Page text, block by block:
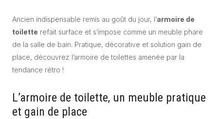
Ancien indispensable remis au goût du jour, l’armoire de
toilette refait surface et s’impose comme un meuble phare
de la salle de bain. Pratique, décorative et solution gain de
place, découvrez l’armoire de toilettes amenée par la
tendance rétro !
L’armoire de toilette, un meuble pratique
et gain de place